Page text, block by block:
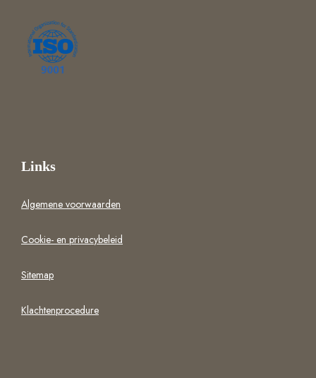
Links
Algemene voorwaarden
Cookie- en privacybeleid
Sitemap
Klachtenprocedure